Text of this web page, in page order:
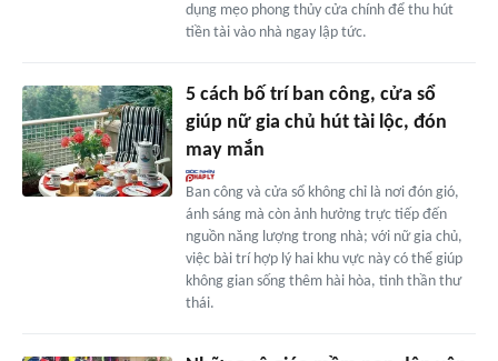
dụng mẹo phong thủy cửa chính để thu hút
tiền tài vào nhà ngay lập tức.
5 cách bố trí ban công, cửa sổ
giúp nữ gia chủ hút tài lộc, đón
may mắn
Ban công và cửa sổ không chỉ là nơi đón gió,
ánh sáng mà còn ảnh hưởng trực tiếp đến
nguồn năng lượng trong nhà; với nữ gia chủ,
việc bài trí hợp lý hai khu vực này có thể giúp
không gian sống thêm hài hòa, tinh thần thư
thái.